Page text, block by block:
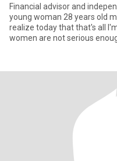
Financial advisor and
young woman 28 years old
realize today that that's all
women are not serious